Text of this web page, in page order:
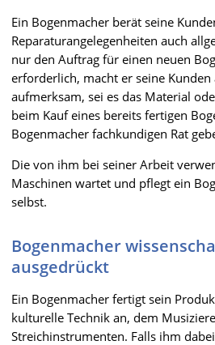
Ein Bogenmacher berät seine
Reparaturangelegenheiten auch
nur den Auftrag für einen neuen
erforderlich, macht er seine
aufmerksam, sei es das Material
beim Kauf eines bereits fertigen
Bogenmacher fachkundigen Rat
Die von ihm bei seiner Arbeit
Maschinen wartet und pflegt ein
selbst.
Bogenmacher
ausgedrückt
Ein Bogenmacher fertigt sein
kulturelle Technik an, dem
Streichinstrumenten. Falls ihm